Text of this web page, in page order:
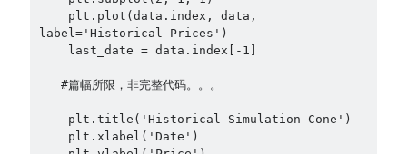
label='Historical Prices')